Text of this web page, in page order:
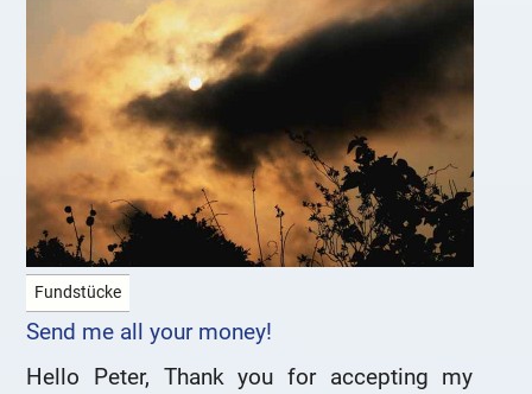
Fundstücke
Send me all your money!
Hello Peter, Thank you for accepting my